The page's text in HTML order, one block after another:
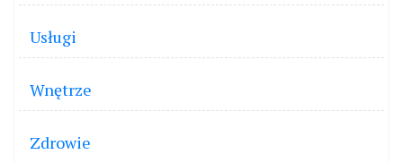
Usługi
Wnętrze
Zdrowie